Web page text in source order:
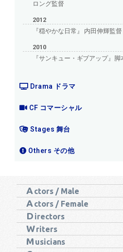
ロング監督
2012
『穏やかな日常』 内田伸輝監督
2010
『サンキュー・ギブアップ』
Drama ドラマ
CF コマーシャル
Stages 舞台
Others その他
A ctors / Male
A ctors / Female
D irectors
Writers
M usicians